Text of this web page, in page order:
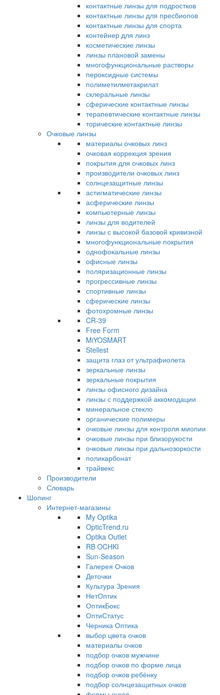
контактные линзы для подростков
контактные линзы для пресбиопов
контактные линзы для спорта
контейнер для линз
косметические линзы
линзы плановой замены
многофункциональные растворы
пероксидные системы
полиметилметакрилат
склеральные линзы
сферические контактные линзы
терапевтические контактные линзы
торические контактные линзы
Очковые линзы
материалы очковых линз
очковая коррекция зрения
покрытия для очковых линз
производители очковых линз
солнцезащитные линзы
астигматические линзы
асферические линзы
компьютерные линзы
линзы для водителей
линзы с высокой базовой кривизной
многофункциональные покрытия
однофокальные линзы
офисные линзы
поляризационные линзы
прогрессивные линзы
спортивные линзы
сферические линзы
фотохромные линзы
CR-39
Free Form
MiYOSMART
Stellest
защита глаз от ультрафиолета
зеркальные линзы
зеркальные покрытия
линзы офисного дизайна
линзы с поддержкой аккомодации
минеральное стекло
органические полимеры
очковые линзы для контроля миопии
очковые линзы при близорукости
очковые линзы при дальнозоркости
поликарбонат
трайвекс
Производители
Словарь
Шопинг
Интернет-магазины
My Optika
OpticTrend.ru
Optika Outlet
RB OCHKI
Sun-Season
Галерея Очков
Деточки
Культура Зрения
НетОптик
ОптикБокс
ОптиСтатус
Черника Оптика
выбор цвета очков
материалы очков
подбор очков мужчине
подбор очков по форме лица
подбор очков ребёнку
подбор солнцезащитных очков